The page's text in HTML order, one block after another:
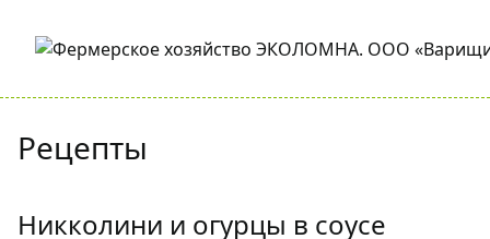
Рецепты
Никколини и огурцы в соусе